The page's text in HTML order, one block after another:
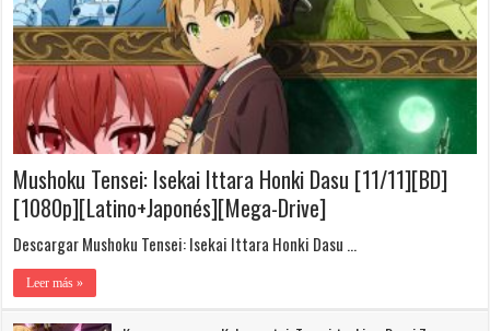
Mushoku Tensei: Isekai Ittara Honki Dasu [11/11][BD]
[1080p][Latino+Japonés][Mega-Drive]
Descargar Mushoku Tensei: Isekai Ittara Honki Dasu …
Leer más »